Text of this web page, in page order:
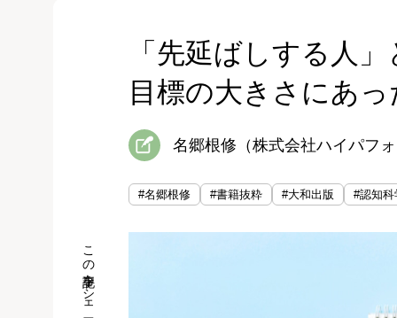
「先延ばしする人
目標の大きさにあっ
名郷根修（株式会社ハイパフ
#名郷根修 #書籍抜粋 #大和出版 #認知科
この記事をシェア